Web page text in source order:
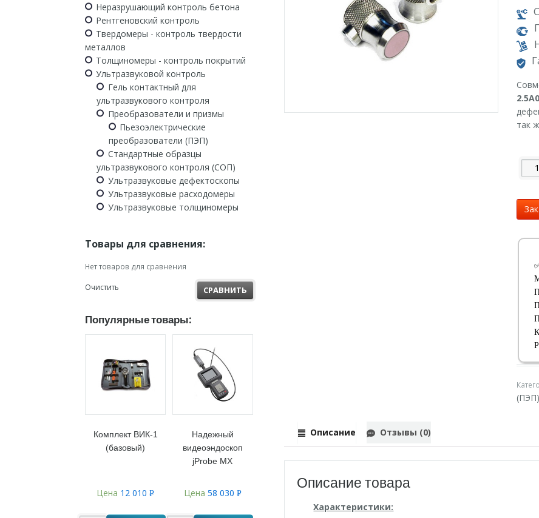
так
(ПЭП)
Описание Отзывы (0)
Описание товара
Характеристики:
Неразрушающий контроль бетона
Рентгеновский контроль
Твердомеры - контроль твердости
металлов
Толщиномеры - контроль покрытий
Ультразвуковой контроль
Гель контактный для
ультразвукового контроля
Преобразователи и призмы
Пьезоэлектрические
преобразователи (ПЭП)
Стандартные образцы
ультразвукового контроля (СОП)
Ультразвуковые дефектоскопы
Ультразвуковые расходомеры
Ультразвуковые толщиномеры
Товары для сравнения:
Нет товаров для сравнения
Очистить
СРАВНИТЬ
Популярные товары:
Комплект ВИК-1
(базовый)
Цена 12 010Р
Надежный
видеоэндоскоп
jProbe MX
Цена 58 030 Р